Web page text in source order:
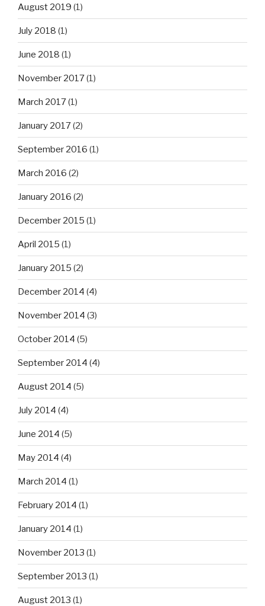
August 2019 (1)
July 2018 (1)
June 2018 (1)
November 2017(1)
March 2017(1)
January 2017(2)
September 2016 (1)
March 2016 (2)
January 2016 (2)
December 2015 (1)
April 2015 (1)
January 2015 (2)
December 2014 (4)
November 2014 (3)
October 2014 (5)
September 2014 (4)
August 2014 (5)
July 2014 (4)
June 2014 (5)
May 2014 (4)
March 2014 (1)
February 2014 (1)
January 2014 (1)
November 2013 (1)
September 2013 (1)
August 2013 (1)